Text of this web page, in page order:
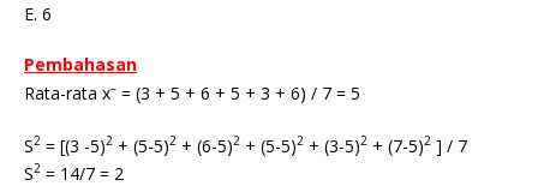
E. 6
Pembahasan
Rata-rata x– = (3 + 5 + 6 + 5 + 3 + 6) / 7 = 5
S2 = [(3 -5)2 + (5-5)2 + (6-5)2 + (5-5)2 + (3-5)2 + (7-5)2 ] / 7
S2 = 14/7 = 2